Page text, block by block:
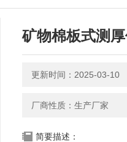
矿物棉板式测
更新时间：2025-03-10
厂商性质：生产厂家
简要描述：